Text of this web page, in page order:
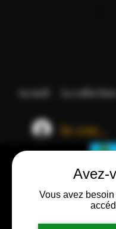
Avez-
Vous avez
Accueil La collection
Se